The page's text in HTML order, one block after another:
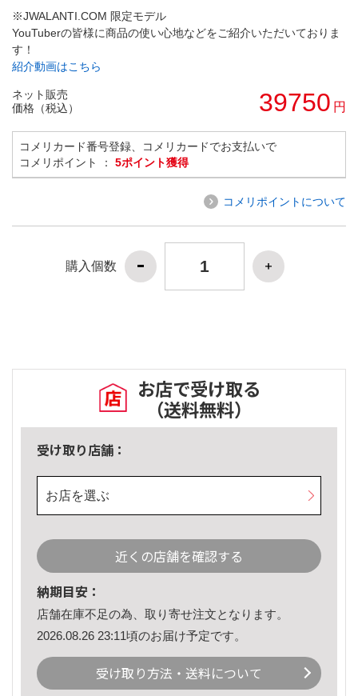
※JWALANTI.COM 限定モデル
YouTuberの皆様に商品の使い心地などをご紹介いただいておりま
す！
紹介動画はこちら
ネット販売
価格（税込）
39750 円
コメリカード番号登録、コメリカードでお支払いで
コメリポイント ： 5ポイント獲得
コメリポイントについて
購入個数
お店で受け取る
（送料無料）
受け取り店舗：
お店を選ぶ
近くの店舗を確認する
納期目安：
店舗在庫不足の為、取り寄せ注文となります。
2026.08.26 23:11頃のお届け予定です。
受け取り方法・送料について